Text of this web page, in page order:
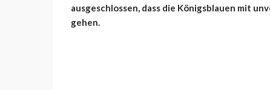
ausgeschlossen, dass die Königsblauen mit
gehen.